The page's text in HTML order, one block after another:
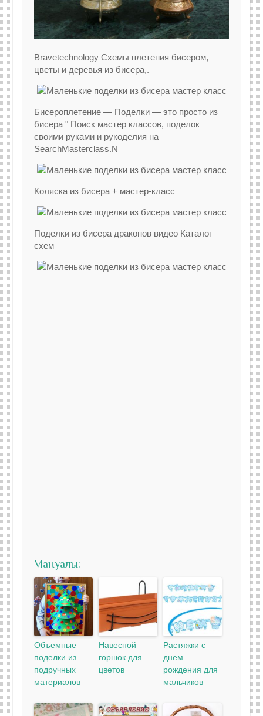
Bravetechnology Схемы плетения бисером,
цветы и деревья из бисера,.
Бисероплетение — Поделки — это просто из
бисера " Поиск мастер классов, поделок
своими руками и рукоделия на
SearchMasterclass.N
Коляска из бисера + мастер-класс
Поделки из бисера драконов видео Каталог
схем
Мануалы:
Объемные
поделки из
подручных
материалов
Навесной
горшок для
цветов
Растяжки с
днем
рождения для
мальчиков